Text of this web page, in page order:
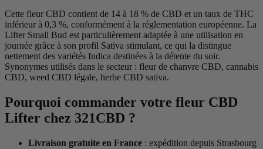
Cette fleur CBD contient de 14 à 18 % de CBD et un taux de THC
inférieur à 0,3 %, conformément à la réglementation européenne. La
Lifter Small Bud est particulièrement adaptée à une utilisation en
journée grâce à son profil Sativa stimulant, ce qui la distingue
nettement des variétés Indica destinées à la détente du soir.
Synonymes utilisés dans le secteur : fleur de chanvre CBD, cannabis
CBD, weed CBD légale, herbe CBD sativa.
Pourquoi commander votre fleur CBD
Lifter chez 321CBD ?
Livraison gratuite en France : expédition depuis Strasbourg